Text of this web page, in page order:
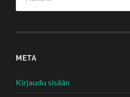
META
Kirjaudu sisään